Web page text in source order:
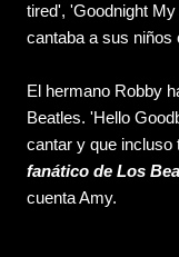
tired', 'Goodnight
cantaba a sus niños
El hermano Robby
Beatles. 'Hello
cantar y que incluso
fanático de Los
cuenta Amy.